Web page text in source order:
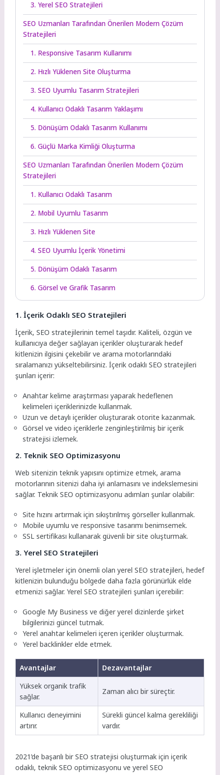
3. Yerel SEO Stratejileri
SEO Uzmanları Tarafından Önerilen Modern Çözüm
Stratejileri
1. Responsive Tasarım Kullanımı
2. Hızlı Yüklenen Site Oluşturma
3. SEO Uyumlu Tasarım Stratejileri
4. Kullanıcı Odaklı Tasarım Yaklaşımı
5. Dönüşüm Odaklı Tasarım Kullanımı
6. Güçlü Marka Kimliği Oluşturma
SEO Uzmanları Tarafından Önerilen Modern Çözüm
Stratejileri
1. Kullanıcı Odaklı Tasarım
2. Mobil Uyumlu Tasarım
3. Hızlı Yüklenen Site
4. SEO Uyumlu İçerik Yönetimi
5. Dönüşüm Odaklı Tasarım
6. Görsel ve Grafik Tasarım
1. İçerik Odaklı SEO Stratejileri
İçerik, SEO stratejilerinin temel taşıdır. Kaliteli, özgün ve
kullanıcıya değer sağlayan içerikler oluşturarak hedef
kitlenizin ilgisini çekebilir ve arama motorlarındaki
sıralamanızı yükseltebilirsiniz. İçerik odaklı SEO stratejileri
şunları içerir:
Anahtar kelime araştırması yaparak hedeflenen
kelimeleri içeriklerinizde kullanmak.
Uzun ve detaylı içerikler oluşturarak otorite kazanmak.
Görsel ve video içeriklerle zenginleştirilmiş bir içerik
stratejisi izlemek.
2. Teknik SEO Optimizasyonu
Web sitenizin teknik yapısını optimize etmek, arama
motorlarının sitenizi daha iyi anlamasını ve indekslemesini
sağlar. Teknik SEO optimizasyonu adımları şunlar olabilir:
Site hızını artırmak için sıkıştırılmış görseller kullanmak.
Mobile uyumlu ve responsive tasarımı benimsemek.
SSL sertifikası kullanarak güvenli bir site oluşturmak.
3. Yerel SEO Stratejileri
Yerel işletmeler için önemli olan yerel SEO stratejileri, hedef
kitlenizin bulunduğu bölgede daha fazla görünürlük elde
etmenizi sağlar. Yerel SEO stratejileri şunları içerebilir:
Google My Business ve diğer yerel dizinlerde şirket
bilgilerinizi güncel tutmak.
Yerel anahtar kelimeleri içeren içerikler oluşturmak.
Yerel backlinkler elde etmek.
Avantajlar
Dezavantajlar
Yüksek organik trafik
sağlar.
Zaman alıcı bir süreçtir.
Kullanıcı deneyimini
artırır.
Sürekli güncel kalma gerekliliği
vardır.
2021’de başarılı bir SEO stratejisi oluşturmak için içerik
odaklı, teknik SEO optimizasyonu ve yerel SEO